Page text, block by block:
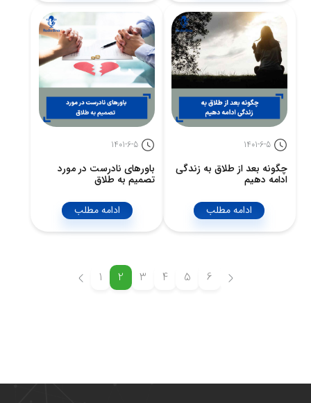
1401-6-5
چگونه بعد از طلاق به زندگی
ادامه دهیم
ادامه مطلب
1401-6-5
باورهای نادرست در مورد
تصمیم به طلاق
ادامه مطلب
1 2 3 4 5 6